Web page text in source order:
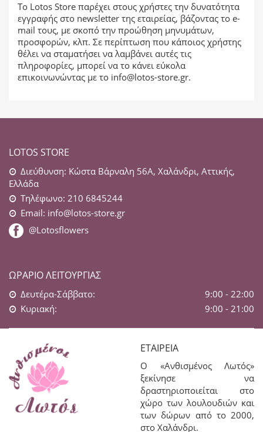
Το Lotos Store παρέχει στους χρήστες την δυνατότητα
εγγραφής στο newsletter της εταιρείας, βάζοντας το e-
mail τους, με σκοπό την προώθηση μηνυμάτων,
προσφορών, κλπ. Σε περίπτωση που κάποιος χρήστης
θέλει να σταματήσει να λαμβάνει αυτές τις
πληροφορίες, μπορεί να το κάνει εύκολα
επικοινωνώντας με το info@lotos-store.gr.
LOTOS STORE
Διεύθυνση: Κώστα Βάρναλη 56Α, Χαλάνδρι, Αττικής,
Ελλάδα
Τηλέφωνο: 210 6845244
Email: info@lotos-store.gr
@Lotosflowers
ΩΡΆΡΙΟ ΛΕΙΤΟΥΡΓΊΑΣ
Δευτέρα-Σάββατο:
9:00 - 22:00
Κυριακή:
9:00 - 21:00
ΕΤΑΙΡΕΊΑ
Ο «Ανθισμένος Λωτός»
ξεκίνησε να
δραστηριοποιείται στο
χώρο των λουλουδιών και
των δώρων από το 2000,
στο Χαλάνδρι.